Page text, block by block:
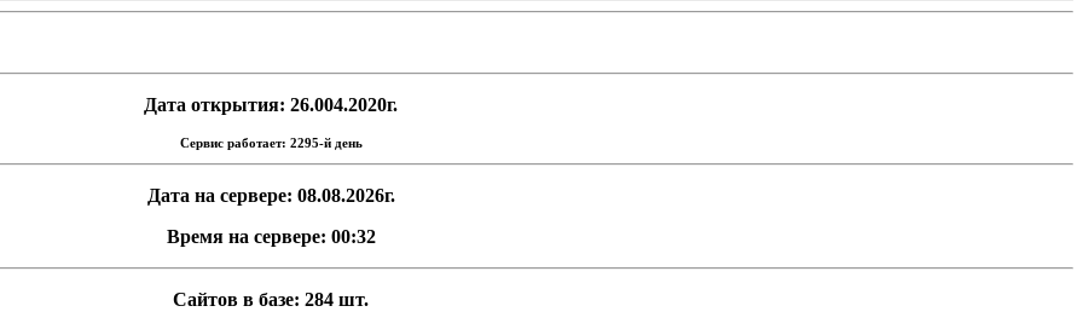
Дата открытия: 26.004.2020г.
Сервис работает: 2295-й день
Дата на сервере: 08.08.2026г.
Время на сервере: 00:32
Сайтов в базе: 284 шт.